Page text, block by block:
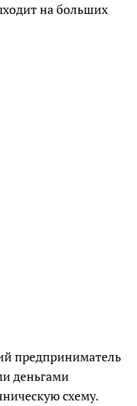
на больших
предприниматель
деньгами
схему.